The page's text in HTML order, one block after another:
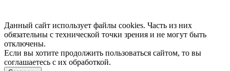
Данный сайт использует файлы cookies. Часть из них
обязательны с технической точки зрения и не могут быть
отключены.
Если вы хотите продолжить пользоваться сайтом, то вы
соглашаетесь с их обработкой.